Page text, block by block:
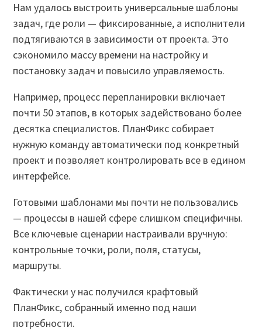
Нам удалось выстроить универсальные шаблоны
задач, где роли — фиксированные, а исполнители
подтягиваются в зависимости от проекта. Это
сэкономило массу времени на настройку и
постановку задач и повысило управляемость.
Например, процесс перепланировки включает
почти 50 этапов, в которых задействовано более
десятка специалистов. ПланФикс собирает
нужную команду автоматически под конкретный
проект и позволяет контролировать все в едином
интерфейсе.
Готовыми шаблонами мы почти не пользовались
— процессы в нашей сфере слишком специфичны.
Все ключевые сценарии настраивали вручную:
контрольные точки, роли, поля, статусы,
маршруты.
Фактически у нас получился крафтовый
ПланФикс, собранный именно под наши
потребности.